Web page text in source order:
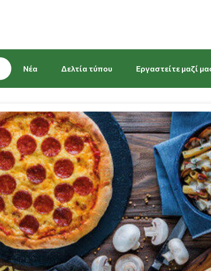
Νέα Δελτία τύπου Εργαστείτε μαζί